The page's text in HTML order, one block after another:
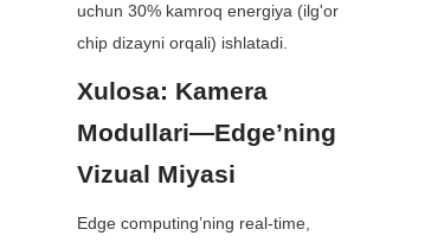
uchun 30% kamroq energiya (ilg'or
chip dizayni orqali) ishlatadi.
Xulosa: Kamera
Modullari—Edge’ning
Vizual Miyasі
Edge computing’ning real-time,